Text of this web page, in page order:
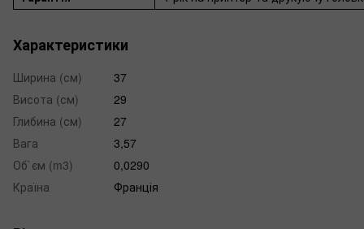
Характеристики
Ширина (см)
37
Висота (см)
29
Глибина (см)
27
Вага
3,57
Об`єм (m3)
0,0290
Країна
Франція